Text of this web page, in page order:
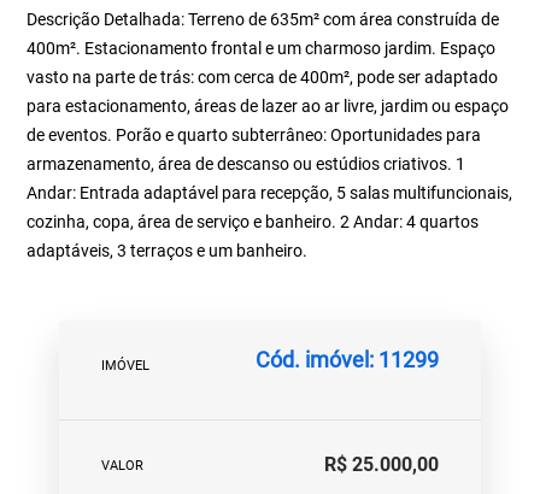
Descrição Detalhada: Terreno de 635m² com área construída de
400m². Estacionamento frontal e um charmoso jardim. Espaço
vasto na parte de trás: com cerca de 400m², pode ser adaptado
para estacionamento, áreas de lazer ao ar livre, jardim ou espaço
de eventos. Porão e quarto subterrâneo: Oportunidades para
armazenamento, área de descanso ou estúdios criativos. 1
Andar: Entrada adaptável para recepção, 5 salas multifuncionais,
cozinha, copa, área de serviço e banheiro. 2 Andar: 4 quartos
adaptáveis, 3 terraços e um banheiro.
IMÓVEL Cód. imóvel: 11299
VALOR R$ 25.000,00